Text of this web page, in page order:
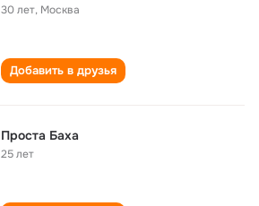
30 лет, Москва
Добавить в друзья
Проста Баха
25 лет